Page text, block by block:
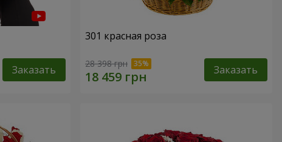
Заказать
301 красная роза
28 398 грн Заказать